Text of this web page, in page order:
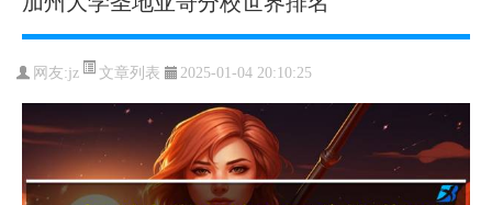
网友:jz 文章列表 2025-01-04 20:10:25